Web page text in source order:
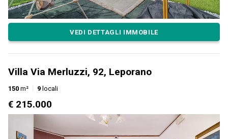
VEDI DETTAGLI IMMOBILE
Villa Via Merluzzi, 92, Leporano
150 m² 9 locali
€ 215.000